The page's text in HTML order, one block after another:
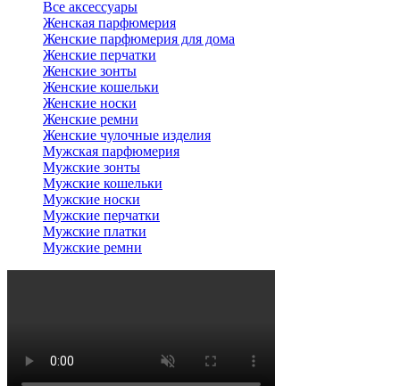
Все аксессуары
Женская парфюмерия
Женские парфюмерия для дома
Женские перчатки
Женские зонты
Женские кошельки
Женские носки
Женские ремни
Женские чулочные изделия
Мужская парфюмерия
Мужские зонты
Мужские кошельки
Мужские носки
Мужские перчатки
Мужские платки
Мужские ремни